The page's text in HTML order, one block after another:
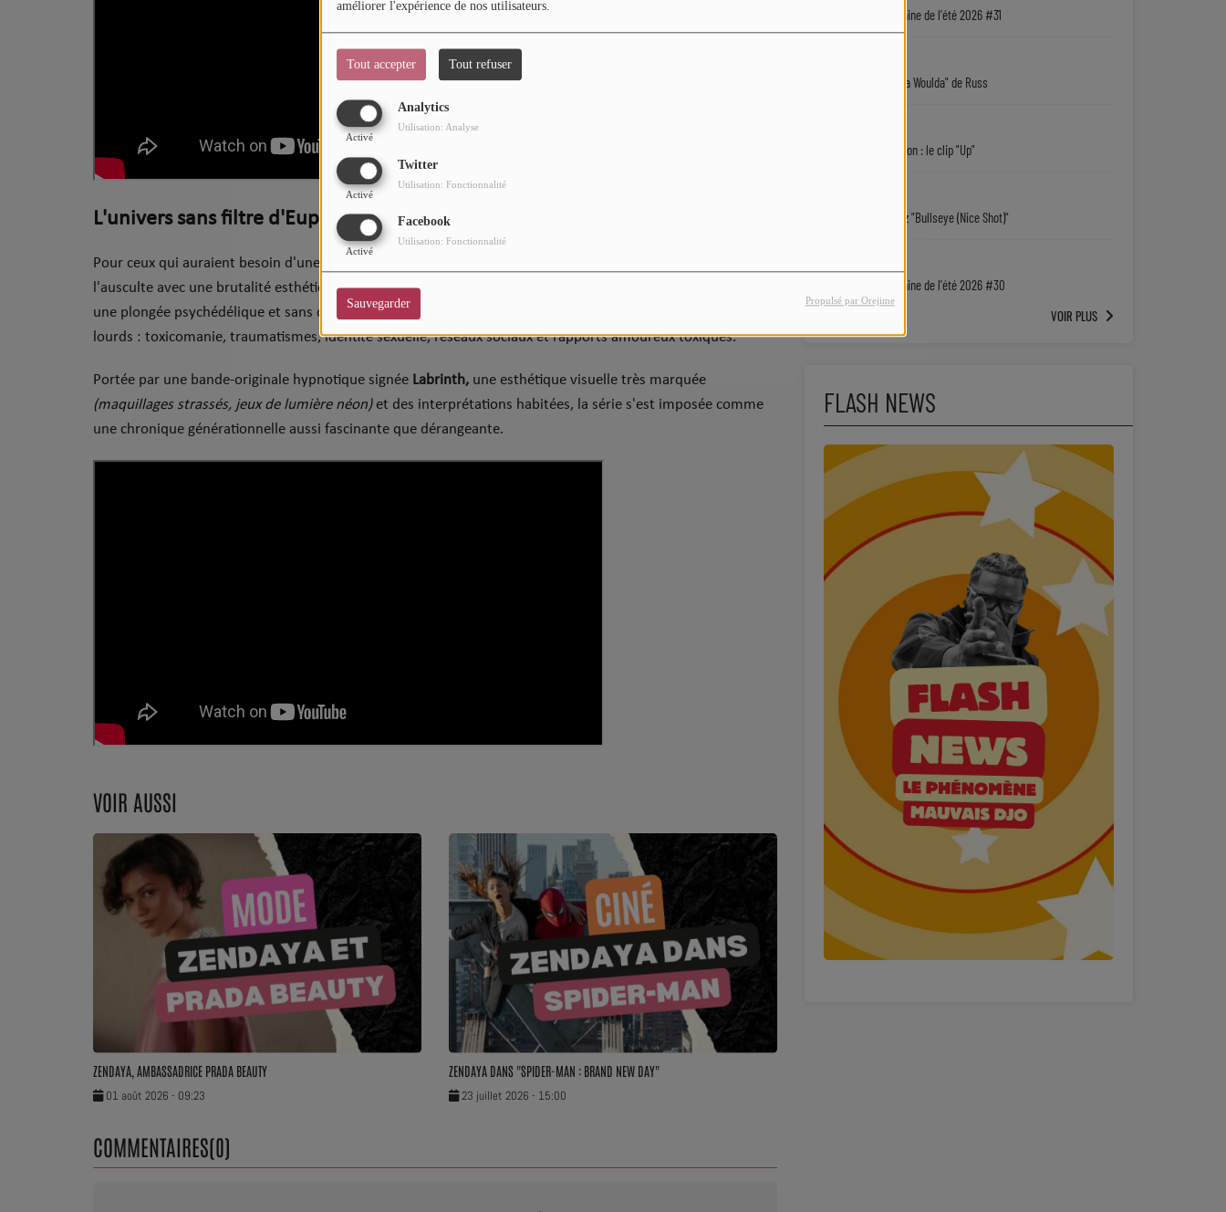
améliorer l'expérience de nos utilisateurs.
Tout accepter Tout refuser
Analytics
Activé
Utilisation: Analyse
Twitter
Activé
Utilisation: Fonctionnalité
Facebook
Activé
Utilisation: Fonctionnalité
Sauvegarder Propulsé par Orejime
SOUL ADDICT RADIO
Grille des programmes
Titres diffusés
MY SOUL ADDICT
L'équipe Soul Addict
Dossier de Presse
L'univers sans filtre d'Euphoria
​Pour ceux qui auraient besoin d'une piqûre de rappel,
l'ausculte avec une brutalité esthétique unique. Créée par
une plongée psychédélique et sans concession dans le quotidien d'adolescents confrontés à des sujets
lourds : toxicomanie, traumatismes, identité sexuelle, réseaux sociaux et rapports amoureux toxiques.
​Portée par une bande-originale hypnotique signée Labrinth, une esthétique visuelle très marquée
(maquillages strassés, jeux de lumière néon) et des interprétations habitées, la série s'est imposée comme
une chronique générationnelle aussi fascinante que dérangeante.
VOIR AUSSI
ZENDAYA, AMBASSADRICE PRADA BEAUTY
01 août 2026 - 09:23
ZENDAYA DANS "SPIDER-MAN : BRAND NEW DAY"
23 juillet 2026 - 15:00
COMMENTAIRES(0)
La playlist urbaine de l'été 2026 #31
"Coulda Shoulda Woulda" de Russ
Keith D. Robinson : le clip "Up"
Sy'Rai : écoutez "Bullseye (Nice Shot)"
La playlist urbaine de l'été 2026 #30
VOIR PLUS
FLASH NEWS